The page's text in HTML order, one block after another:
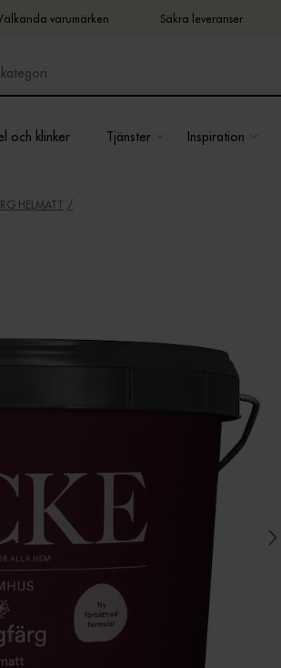
varumärken Säkra leveranser
och klinker Tjänster Inspiration
HELMATT